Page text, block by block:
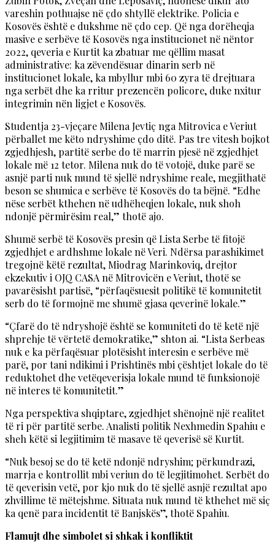
vareshin pothuajse në çdo shtyllë elektrike. Policia e
Kosovës është e dukshme në çdo cep. Që nga dorëheqja
masive e serbëve të Kosovës nga institucionet në nëntor
2022, qeveria e Kurtit ka zbatuar me qëllim masat
administrative: ka zëvendësuar dinarin serb në
institucionet lokale, ka mbyllur mbi 60 zyra të drejtuara
nga serbët dhe ka rritur prezencën policore, duke nxitur
integrimin nën ligjet e Kosovës.
Studentja 23-vjeçare Milena Jevtiç nga Mitrovica e Veriut
përballet me këto ndryshime çdo ditë. Pas tre vitesh bojkot
zgjedhjesh, partitë serbe do të marrin pjesë në zgjedhjet
lokale më 12 tetor. Milena nuk do të votojë, duke parë se
asnjë parti nuk mund të sjellë ndryshime reale, megjithatë
beson se shumica e serbëve të Kosovës do ta bëjnë. “Edhe
nëse serbët kthehen në udhëheqjen lokale, nuk shoh
ndonjë përmirësim real,” thotë ajo.
Shumë serbë të Kosovës presin që Lista Serbe të fitojë
zgjedhjet e ardhshme lokale në Veri. Ndërsa parashikimet
tregojnë këtë rezultat, Miodrag Marinkoviq, drejtor
ekzekutiv i OJQ CASA në Mitrovicën e Veriut, thotë se
pavarësisht partisë, “përfaqësuesit politikë të komunitetit
serb do të formojnë me shumë gjasa qeverinë lokale.”
“Çfarë do të ndryshojë është se komuniteti do të ketë një
shprehje të vërtetë demokratike,” shton ai. “Lista Serbeas
nuk e ka përfaqësuar plotësisht interesin e serbëve më
parë, por tani ndikimi i Prishtinës mbi çështjet lokale do të
reduktohet dhe vetëqeverisja lokale mund të funksionojë
në interes të komunitetit.”
Nga perspektiva shqiptare, zgjedhjet shënojnë një realitet
të ri për partitë serbe. Analisti politik Nexhmedin Spahiu e
sheh këtë si legjitimim të masave të qeverisë së Kurtit.
“Nuk besoj se do të ketë ndonjë ndryshim; përkundrazi,
marrja e kontrollit mbi veriun do të legjitimohet. Serbët do
të qeverisin vetë, por kjo nuk do të sjellë asnjë rezultat apo
zhvillime të mëtejshme. Situata nuk mund të kthehet më siç
ka qenë para incidentit të Banjskës”, thotë Spahiu.
Flamujt dhe simbolet si shkak i konfliktit